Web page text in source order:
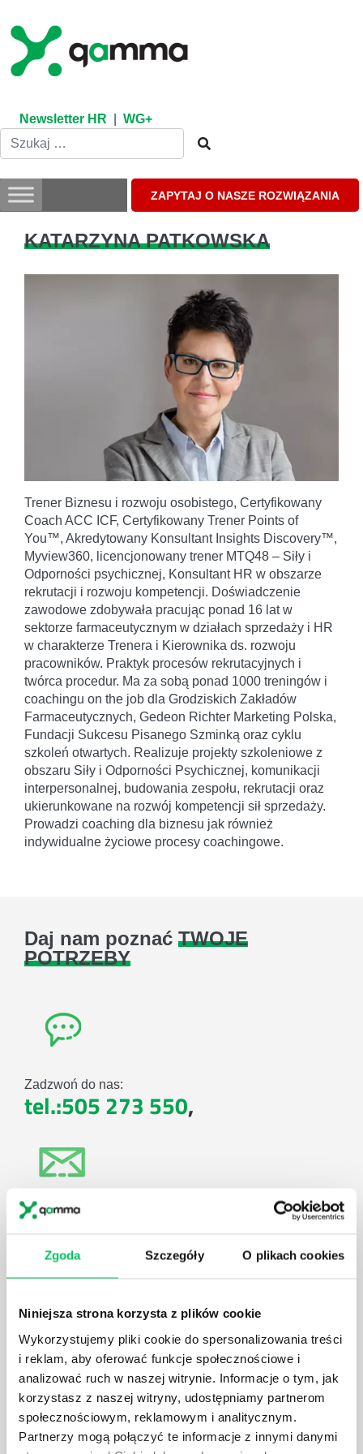
Zgoda Szczegóły O plikach cookies
Niniejsza strona korzysta z plików cookie
Wykorzystujemy pliki cookie do spersonalizowania treści
i reklam, aby oferować funkcje społecznościowe i
analizować ruch w naszej witrynie. Informacje o tym, jak
korzystasz z naszej witryny, udostępniamy partnerom
społecznościowym, reklamowym i analitycznym.
Partnerzy mogą połączyć te informacje z innymi danymi
content
Newsletter HR WG+
ZAPYTAJ O NASZE ROZWIĄZANIA
KATARZYNA PATKOWSKA
Trener Biznesu i rozwoju osobistego, Certyfikowany
Coach ACC ICF, Certyfikowany Trener Points of
You™, Akredytowany Konsultant Insights Discovery™,
Myview360, licencjonowany trener MTQ48 – Siły i
Odporności psychicznej, Konsultant HR w obszarze
rekrutacji i rozwoju kompetencji. Doświadczenie
zawodowe zdobywała pracując ponad 16 lat w
sektorze farmaceutycznym w działach sprzedaży i HR
w charakterze Trenera i Kierownika ds. rozwoju
pracowników. Praktyk procesów rekrutacyjnych i
twórca procedur. Ma za sobą ponad 1000 treningów i
coachingu on the job dla Grodziskich Zakładów
Farmaceutycznych, Gedeon Richter Marketing Polska,
Fundacji Sukcesu Pisanego Szminką oraz cyklu
szkoleń otwartych. Realizuje projekty szkoleniowe z
obszaru Siły i Odporności Psychicznej, komunikacji
interpersonalnej, budowania zespołu, rekrutacji oraz
ukierunkowane na rozwój kompetencji sił sprzedaży.
Prowadzi coaching dla biznesu jak również
indywidualne życiowe procesy coachingowe.
Daj nam poznać TWOJE
POTRZEBY
Zadzwoń do nas:
tel.:505 273 550,
E-mail:
ul. Solec 38 lok. 105
00-394 Warszawa